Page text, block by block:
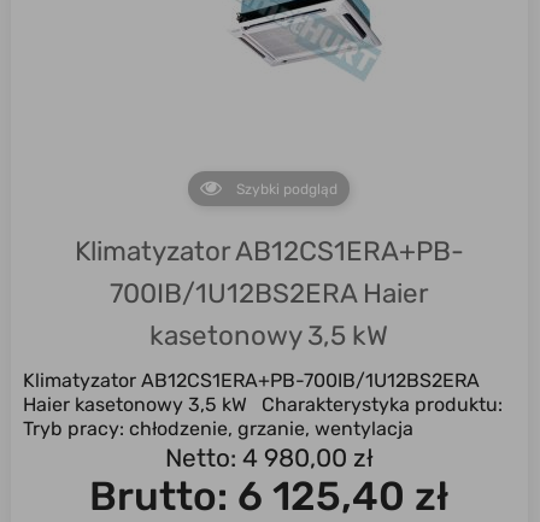
Szybki podgląd
Klimatyzator AB12CS1ERA+PB-
700IB/1U12BS2ERA Haier
kasetonowy 3,5 kW
Klimatyzator AB12CS1ERA+PB-700IB/1U12BS2ERA
Haier kasetonowy 3,5 kW Charakterystyka produktu:
Tryb pracy: chłodzenie, grzanie, wentylacja
Netto: 4 980,00 zł
Brutto: 6 125,40 zł